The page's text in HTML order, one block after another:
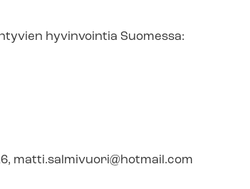
hyvinvointia Suomessa:
matti.salmivuori@hotmail.com